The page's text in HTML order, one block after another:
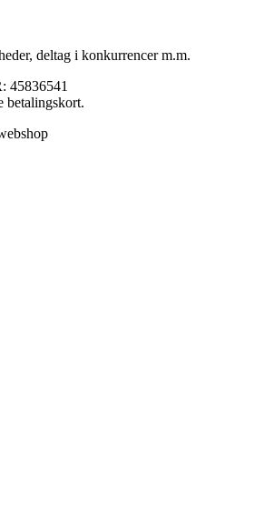
deltag i konkurrencer m.m.
45836541